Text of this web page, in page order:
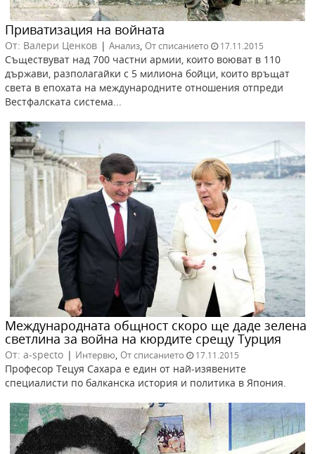
Приватизация на войната
От: Валери Ценков | Анализ, От списанието 17.11.2015
Съществуват над 700 частни армии, които воюват в 110
държави, разполагайки с 5 милиона бойци, които връщат
света в епохата на международните отношения отпреди
Вестфалската система...
Международната общност скоро ще даде зелена
светлина за война на кюрдите срещу Турция
От: a-specto | Интервю От списанието 17.11.2015
Професор Тецуя Сахара е един от най-изявените
специалисти по балканска история и политика в Япония.